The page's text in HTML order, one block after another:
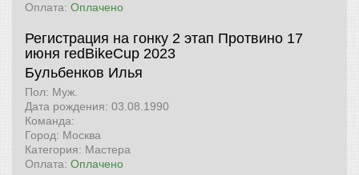
Оплата: Оплачено
Регистрация на гонку 2 этап Протвино 17
июня redBikeCup 2023
Бульбенков Илья
Пол: Муж.
Дата рождения: 03.08.1990
Команда:
Город: Москва
Категория: Мастера
Оплата: Оплачено